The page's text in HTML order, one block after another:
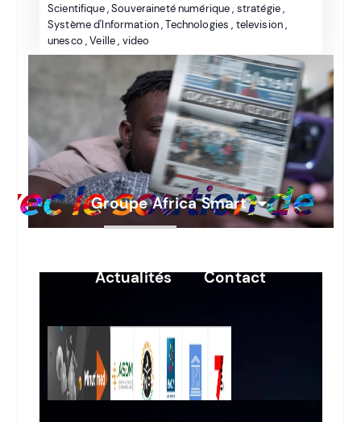
Scientifique,Souveraineté numérique, stratégie,
Système d'Information,Technologies , television,
unesco ,Veille, video
Groupe Africa Smart lance
Minut’Med, émission didactique
d’éducation aux médias en Côte
d’Ivoire
Groupe Africa Smart
Actualités
Contact
le soutien de